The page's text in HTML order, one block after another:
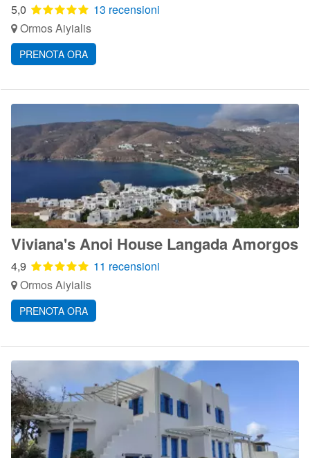
5,0
13 recensioni
Ormos Aiyialis
PRENOTA ORA
Viviana's Anoi House Langada Amorgos
4,9
11 recensioni
Ormos Aiyialis
PRENOTA ORA